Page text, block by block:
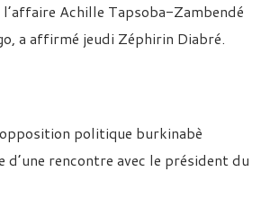
l’affaire Achille Tapsoba-Zambendé
a affirmé jeudi Zéphirin Diabré.
politique burkinabè
d’une rencontre avec le président du